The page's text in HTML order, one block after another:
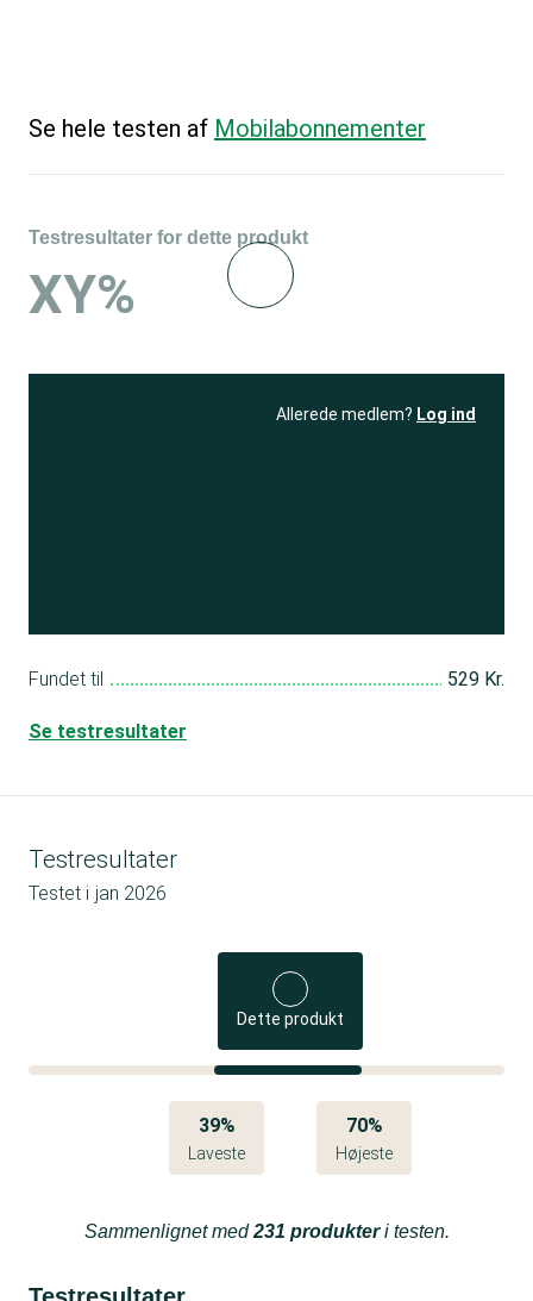
Se hele testen af Mobilabonnementer
Testresultater for dette produkt
XY%
Allerede medlem? Log ind
Fundet til 529 Kr.
Se testresultater
Testresultater
Testet i jan 2026
Dette produkt
39%
Laveste
70%
Højeste
Sammenlignet med231 produkteri testen.
Testresultater